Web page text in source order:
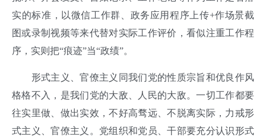
实的标准，以微信工作群、政务应用程序上传+作场景截
图或录制视频等来代替对实际工作评价，看似注重工作程
序，实则把“痕迹”当“政绩”。
形式主义、官僚主义同我们党的性质宗旨和优良作风
格格不入，是我们党的大敌、人民的大敌。一切工作都要
往实里做、做出实效，不好高骛远、不脱离实际，力戒形
式主义、官僚主义。党组织和党员、干部要充分认识形式